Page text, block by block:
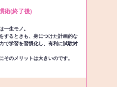
術(終了後)
一生モノ。
するときも、身につけた計画的な
で学習を習慣化し、有利に試験対
そのメリットは大きいのです。